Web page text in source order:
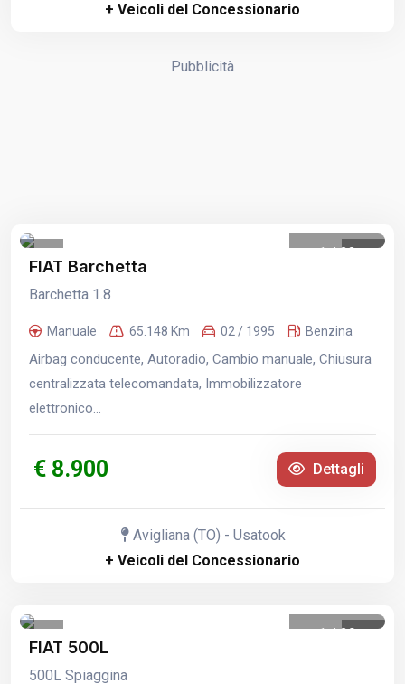
+ Veicoli del Concessionario
Pubblicità
1 /23
FIAT Barchetta
Barchetta 1.8
Manuale 65.148 Km 02 / 1995 Benzina
Airbag conducente, Autoradio, Cambio manuale, Chiusura
centralizzata telecomandata, Immobilizzatore
elettronico...
€ 8.900 Dettagli
Avigliana (TO) - Usatook
+ Veicoli del Concessionario
1 /29
FIAT 500L
500L Spiaggina